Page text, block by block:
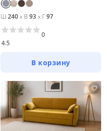
Ш 240x В 93x Г97
4.5
0
В корзину